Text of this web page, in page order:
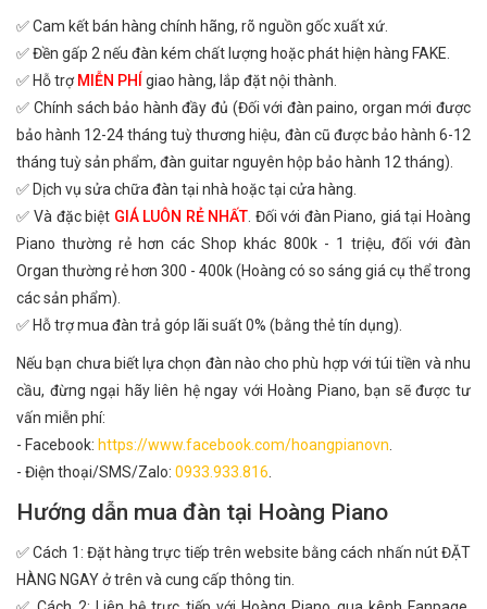
✅ Cam kết bán hàng chính hãng, rõ nguồn gốc xuất xứ.
✅ Đền gấp 2 nếu đàn kém chất lượng hoặc phát hiện hàng FAKE.
✅ Hỗ trợ MIỄN PHÍ giao hàng, lắp đặt nội thành.
✅ Chính sách bảo hành đầy đủ (Đối với đàn paino, organ mới được
bảo hành 12-24 tháng tuỳ thương hiệu, đàn cũ được bảo hành 6-12
tháng tuỳ sản phẩm, đàn guitar nguyên hộp bảo hành 12 tháng).
✅ Dịch vụ sửa chữa đàn tại nhà hoặc tại cửa hàng.
✅ Và đặc biệt GIÁ LUÔN RẺ NHẤT . Đối với đàn Piano, giá tại Hoàng
Piano thường rẻ hơn các Shop khác 800k - 1 triệu, đối với đàn
Organ thường rẻ hơn 300 - 400k (Hoàng có so sáng giá cụ thể trong
các sản phẩm).
✅ Hỗ trợ mua đàn trả góp lãi suất 0% (bằng thẻ tín dụng).
Nếu bạn chưa biết lựa chọn đàn nào cho phù hợp với túi tiền và nhu
cầu, đừng ngại hãy liên hệ ngay với Hoàng Piano, bạn sẽ được tư
vấn miễn phí:
- Facebook: https://www.facebook.com/hoangpianovn
- Điện thoại/SMS/Zalo: 0933.933.816
Hướng dẫn mua đàn tại Hoàng Piano
✅ Cách 1: Đặt hàng trực tiếp trên website bằng cách nhấn nút ĐẶT
HÀNG NGAY ở trên và cung cấp thông tin.